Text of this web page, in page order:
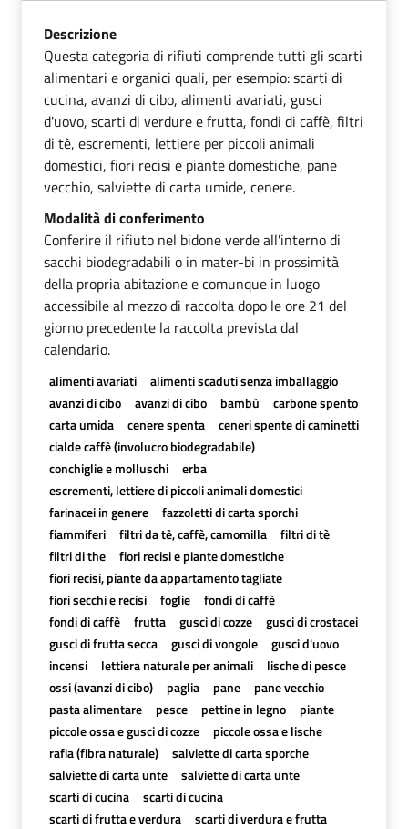
Descrizione
Questa categoria di rifiuti comprende tutti gli scarti
alimentari e organici quali, per esempio: scarti di
cucina, avanzi di cibo, alimenti avariati, gusci
d'uovo, scarti di verdure e frutta, fondi di caffè, filtri
di tè, escrementi, lettiere per piccoli animali
domestici, fiori recisi e piante domestiche, pane
vecchio, salviette di carta umide, cenere.
Modalità di conferimento
Conferire il rifiuto nel bidone verde all'interno di
sacchi biodegradabili o in mater-bi in prossimità
della propria abitazione e comunque in luogo
accessibile al mezzo di raccolta dopo le ore 21 del
giorno precedente la raccolta prevista dal
calendario.
alimenti avariati
alimenti scaduti senza imballaggio
avanzi di cibo
avanzi di cibo bambù
carbone spento
carta umida
cenere spenta
ceneri spente di caminetti
cialde caffè (involucro biodegradabile)
conchiglie e molluschi
erba
escrementi, lettiere di piccoli animali domestici
farinacei in genere
fazzoletti di carta sporchi
fiammiferi
filtri da tè, caffè, camomilla
filtri di tè
filtri di the
fiori recisi e piante domestiche
fiori recisi, piante da appartamento tagliate
fiori secchi e recisi
foglie
fondi di caffè
fondi di caffè
frutta gusci di cozze
gusci di crostacei
gusci di frutta secca
gusci di vongole
gusci d'uovo
incensi
lettiera naturale per animali
lische di pesce
ossi (avanzi di cibo)
paglia pane
pane vecchio
pasta alimentare
pesce pettine in legno
piante
piccole ossa e gusci di cozze
piccole ossa e lische
rafia (fibra naturale)
salviette di carta sporche
salviette di carta unte
salviette di carta unte
scarti di cucina
scarti di cucina
scarti di frutta e verdura
scarti di verdura e frutta